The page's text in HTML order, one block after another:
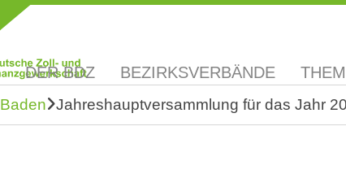
DER BDZ BEZIRKSVERBÄNDE
Baden Jahreshauptversammlung für das Jahr